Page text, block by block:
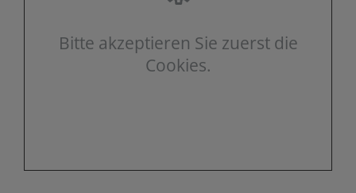
Bitte akzeptieren Sie zuerst die
Cookies.